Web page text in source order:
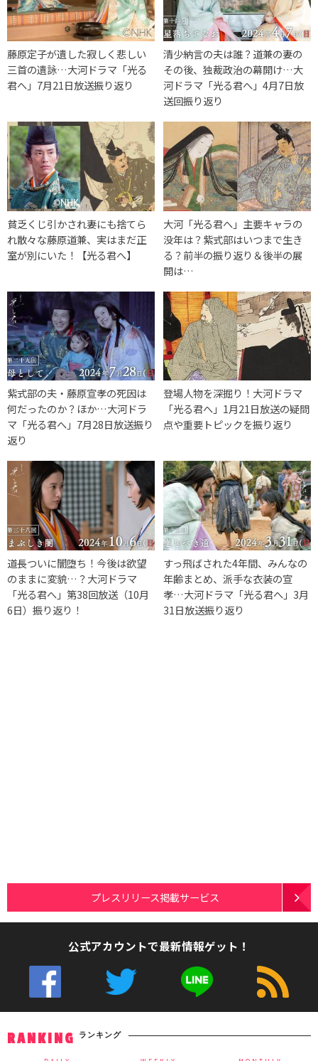
藤原定子が遺した寂しく悲しい
三首の遺詠…大河ドラマ「光る
君へ」7月21日放送振り返り
清少納言の夫は誰？道兼の妻の
その後、独裁政治の幕開け…大
河ドラマ「光る君へ」4月7日放
送回振り返り
貧乏くじ引かされ妻にも捨てら
れ散々な藤原道兼、実はまだ正
室が別にいた！【光る君へ】
大河「光る君へ」主要キャラの
没年は？紫式部はいつまで生き
る？前半の振り返り＆後半の展
開は…
紫式部の夫・藤原宣孝の死因は
何だったのか？ほか…大河ドラ
マ「光る君へ」7月28日放送振り
返り
登場人物を深掘り！大河ドラマ
「光る君へ」1月21日放送の疑問
点や重要トピックを振り返り
道長ついに闇堕ち！今後は欲望
のままに変貌…？大河ドラマ
「光る君へ」第38回放送（10月
6日）振り返り！
すっ飛ばされた4年間、みんなの
年齢まとめ、派手な衣装の宣
孝…大河ドラマ「光る君へ」3月
31日放送振り返り
プレスリリース掲載サービス
公式アカウントで最新情報ゲット！
RANKING ランキング